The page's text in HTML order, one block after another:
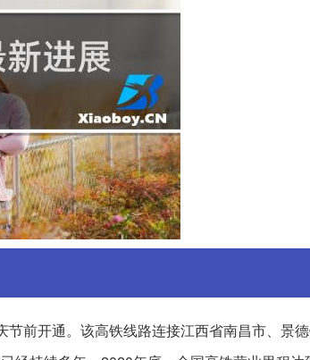
前开通。该高铁线路连接江西省南昌市、景